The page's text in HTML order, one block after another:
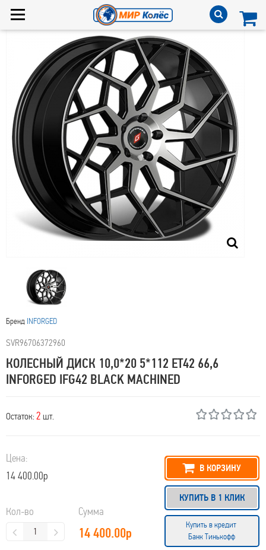
Бренд INFORGED
SVR96706372960
КОЛЕСНЫЙ ДИСК 10,0*20 5*112 ET42 66,6
INFORGED IFG42 BLACK MACHINED
Остаток: 2 шт.
Цена:
14 400.00р
Кол-во Сумма
14 400.00р
В КОРЗИНУ
КУПИТЬ В 1 КЛИК
Купить в кредит
Банк Тинькофф